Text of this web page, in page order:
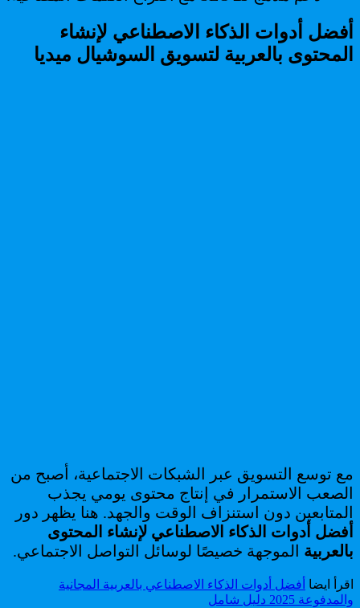
أفضل أدوات الذكاء الاصطناعي لإنشاء
المحتوى بالعربية لتسويق السوشيال ميديا
مع توسع التسويق عبر الشبكات الاجتماعية، أصبح من
الصعب الاستمرار في إنتاج محتوى يومي يجذب
المتابعين دون استنزاف الوقت والجهد. هنا يظهر دور
أفضل أدوات الذكاء الاصطناعي لإنشاء المحتوى
بالعربية الموجهة خصيصًا لوسائل التواصل الاجتماعي.
اقرأ ايضا أفضل أدوات الذكاء الاصطناعي بالعربية المجانية
والمدفوعة 2025 دليل شامل